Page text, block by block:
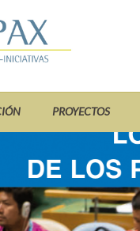
PROYECTOS